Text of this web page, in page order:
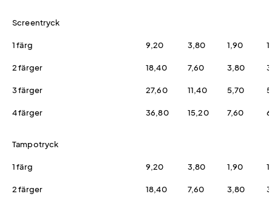
Screentryck
1 färg 9,20 3,80 1,90
2 färger 18,40 7,60 3,80
3 färger 27,60 11,40 5,70
4 färger 36,80 15,20 7,60
Tampotryck
1 färg 9,20 3,80 1,90
2 färger 18,40 7,60 3,80